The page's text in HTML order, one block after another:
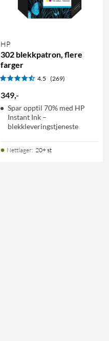
HP
302 blekkpatron, flere
farger
4.5 (269)
349,-
Spar opptil 70% med HP
Instant Ink –
blekkleveringstjeneste
Nettlager: 20+ st